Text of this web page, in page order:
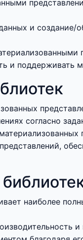
и создание/
и поддерживать
согласно
наиболее
и